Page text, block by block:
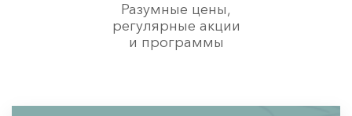
Разумные цены,
регулярные акции
и программы